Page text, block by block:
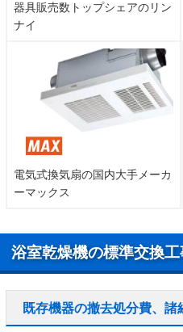
器具販売数トップシェアのリン
ナイ
電気式換気扇の国内大手メーカ
ーマックス
浴室乾燥機の標準交換工
既存機器の撤去処分費、